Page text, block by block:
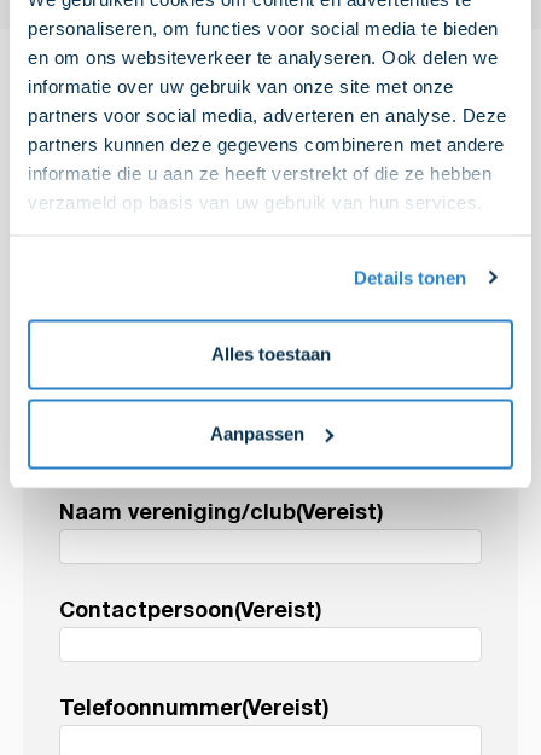
personaliseren, om functies voor social media te bieden
en om ons websiteverkeer te analyseren. Ook delen we
informatie over uw gebruik van onze site met onze
partners voor social media, adverteren en analyse. Deze
partners kunnen deze gegevens combineren met andere
informatie die u aan ze heeft verstrekt of die ze hebben
verzameld op basis van uw gebruik van hun services.
Details tonen
Alles toestaan
Aanpassen
Meld jouw vereniging vandaag nog
aan voorAVIA Clubsparen
contact met jullie op om alles administratief in orde te
maken. Zodra alles is goedgekeurd en wij jullie logo
hebben ontvangen, maken wij alle uitingen op en sturen
deze samen met de gepersonaliseerde clubspaarkaarten
naar jullie toe. Daarna kunnen jullie meteen beginnen met
Naam vereniging/club(Vereist)
Contactpersoon(Vereist)
Telefoonnummer(Vereist)